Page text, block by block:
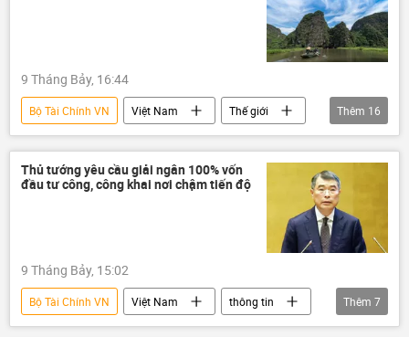
9 Tháng Bảy, 16:44
Bộ Tài Chính VN Việt Nam
Thế giới
Ấn Độ
kim cương
Tổng Cục Hải quan
Bộ Công Thương
usd
Hoa Kỳ
Trung Quốc
Thái Lan
Lào
Thêm 16
Thủ tướng yêu cầu giải ngân 100% vốn
đầu tư công, công khai nơi chậm tiến độ
9 Tháng Bảy, 15:02
Bộ Tài Chính VN Việt Nam
thông tin
Lê Minh Hưng
Thủ tướng
Thêm 7